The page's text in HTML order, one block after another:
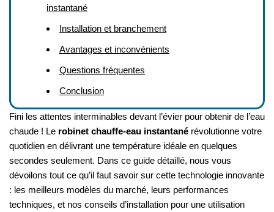
instantané
Installation et branchement
Avantages et inconvénients
Questions fréquentes
Conclusion
Fini les attentes interminables devant l’évier pour obtenir de l’eau
chaude ! Le robinet chauffe-eau instantané révolutionne votre
quotidien en délivrant une température idéale en quelques
secondes seulement. Dans ce guide détaillé, nous vous
dévoilons tout ce qu’il faut savoir sur cette technologie innovante
: les meilleurs modèles du marché, leurs performances
techniques, et nos conseils d’installation pour une utilisation